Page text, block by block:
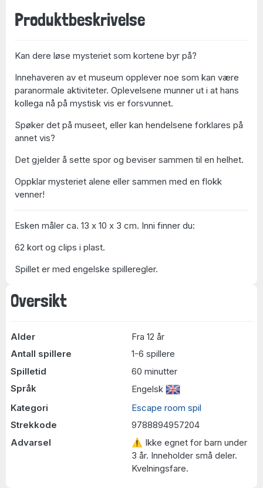
Oversikt
Alder
Fra 12 år
Antall spillere
1-6 spillere
Spilletid
60 minutter
Språk
Engelsk
Kategori
Escape room spil
Strekkode
9788894957204
Advarsel
⚠ Ikke egnet for barn under
3 år. Inneholder små deler.
Kvelningsfare.
Produktbeskrivelse
Kan dere løse mysteriet som kortene byr på?
Innehaveren av et museum opplever noe som kan være
paranormale aktiviteter. Oplevelsene munner ut i at hans
kollega nå på mystisk vis er forsvunnet.
Spøker det på museet, eller kan hendelsene forklares på
annet vis?
Det gjelder å sette spor og beviser sammen til en helhet.
Oppklar mysteriet alene eller sammen med en flokk
venner!
Esken måler ca. 13 x 10 x 3 cm. Inni finner du:
62 kort og clips i plast.
Spillet er med engelske spilleregler.